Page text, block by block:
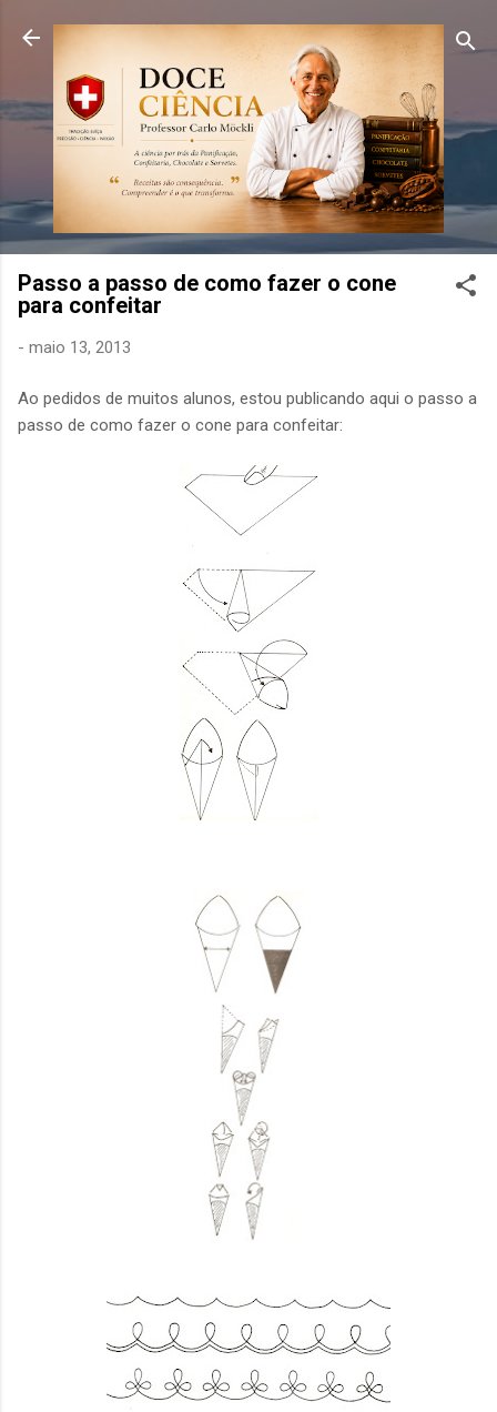
Pular para o conteúdo principal
Passo a passo de como fazer o cone
para confeitar
- maio 13, 2013
Ao pedidos de muitos alunos, estou publicando aqui o passo a
passo de como fazer o cone para confeitar: